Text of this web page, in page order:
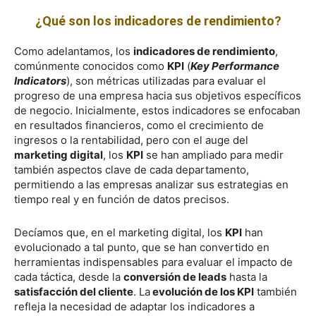
¿Qué son los indicadores de rendimiento?
Como adelantamos, los indicadores de rendimiento,
comúnmente conocidos como KPI (Key Performance
Indicators), son métricas utilizadas para evaluar el
progreso de una empresa hacia sus objetivos específicos
de negocio. Inicialmente, estos indicadores se enfocaban
en resultados financieros, como el crecimiento de
ingresos o la rentabilidad, pero con el auge del
marketing digital, los KPI se han ampliado para medir
también aspectos clave de cada departamento,
permitiendo a las empresas analizar sus estrategias en
tiempo real y en función de datos precisos.
Decíamos que, en el marketing digital, los KPI han
evolucionado a tal punto, que se han convertido en
herramientas indispensables para evaluar el impacto de
cada táctica, desde la conversión de leads hasta la
satisfacción del cliente. Laevolución de los KPI también
refleja la necesidad de adaptar los indicadores a